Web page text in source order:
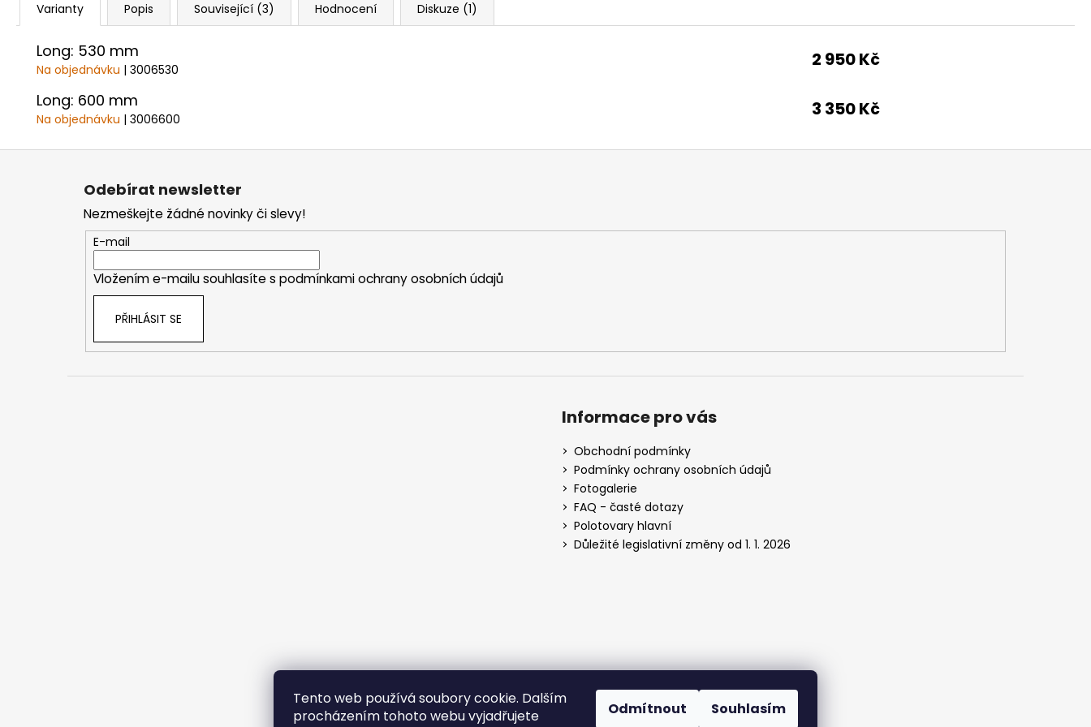
Tento web používá soubory cookie. Dalším
procházením tohoto webu vyjadřujete
Odmítnout Souhlasím
Varianty Popis Související (3) Hodnocení Diskuze (1)
Long: 530 mm
Na objednávku | 3006530 2 950 Kč
Long: 600 mm
Na objednávku | 3006600 3 350 Kč
Z
Odebírat newsletter
Nezmeškejte žádné novinky či slevy!
E-mail
Vložením e-mailu souhlasíte s podmínkami ochrany osobních údajů
PŘIHLÁSIT SE
Informace pro vás
Obchodní podmínky
Podmínky ochrany osobních údajů
Fotogalerie
FAQ - časté dotazy
Polotovary hlavní
Důležité legislativní změny od 1. 1. 2026